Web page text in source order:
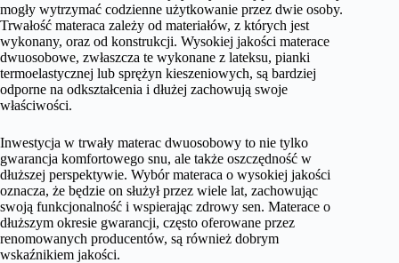
mogły wytrzymać codzienne użytkowanie przez dwie osoby.
Trwałość materaca zależy od materiałów, z których jest
wykonany, oraz od konstrukcji. Wysokiej jakości materace
dwuosobowe, zwłaszcza te wykonane z lateksu, pianki
termoelastycznej lub sprężyn kieszeniowych, są bardziej
odporne na odkształcenia i dłużej zachowują swoje
właściwości.
Inwestycja w trwały materac dwuosobowy to nie tylko
gwarancja komfortowego snu, ale także oszczędność w
dłuższej perspektywie. Wybór materaca o wysokiej jakości
oznacza, że będzie on służył przez wiele lat, zachowując
swoją funkcjonalność i wspierając zdrowy sen. Materace o
dłuższym okresie gwarancji, często oferowane przez
renomowanych producentów, są również dobrym
wskaźnikiem jakości.